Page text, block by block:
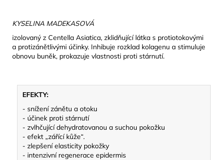
KYSELINA MADEKASOVÁ
izolovaný z Centella Asiatica, zklidňující látka s protiotokovými
a protizánětlivými účinky. Inhibuje rozklad kolagenu a stimuluje
obnovu buněk, prokazuje vlastnosti proti stárnutí.
EFEKTY:
- snížení zánětu a otoku
- účinek proti stárnutí
- zvlhčující dehydratovanou a suchou pokožku
- efekt „zářící kůže“.
- zlepšení elasticity pokožky
- intenzivní regenerace epidermis